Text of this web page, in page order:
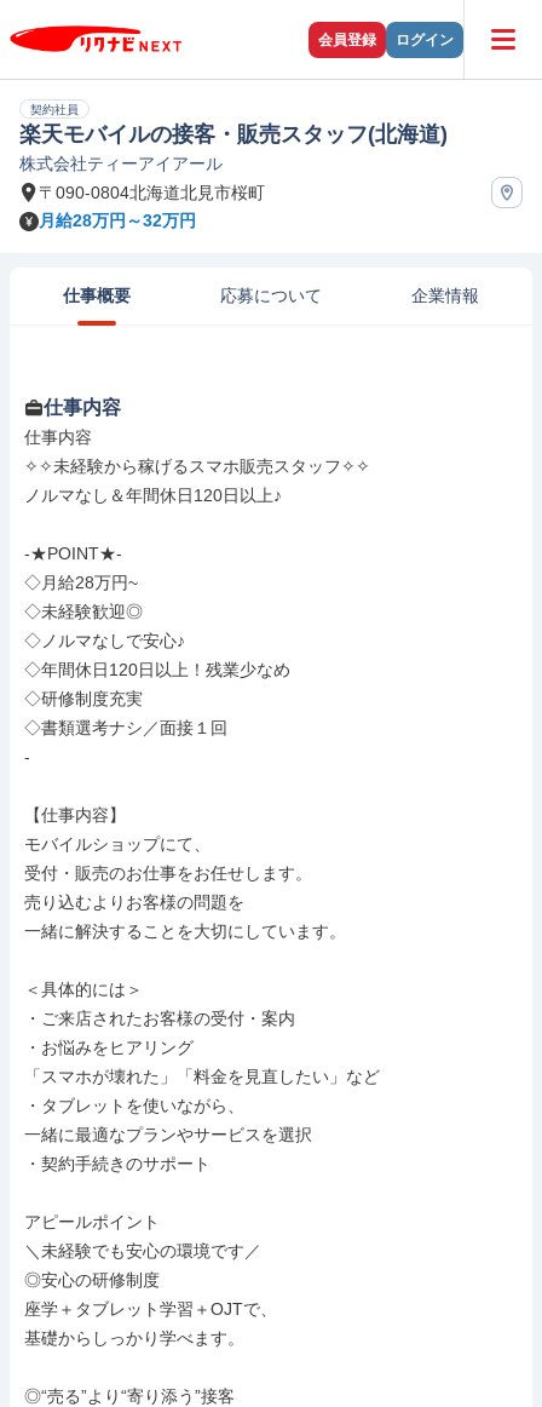
会員登録 ログイン
契約社員
楽天モバイルの接客・販売スタッフ(北海道)
株式会社ティーアイアール
〒090-0804北海道北見市桜町
月給28万円～32万円
仕事概要 応募について 企業情報
仕事内容
仕事内容
✧✧未経験から稼げるスマホ販売スタッフ✧✧
ノルマなし＆年間休日120日以上♪
-★POINT★-
◇月給28万円~
◇未経験歓迎◎
◇ノルマなしで安心♪
◇年間休日120日以上！残業少なめ
◇研修制度充実
◇書類選考ナシ／面接１回
-
【仕事内容】
モバイルショップにて、
受付・販売のお仕事をお任せします。
売り込むよりお客様の問題を
一緒に解決することを大切にしています。
＜具体的には＞
・ご来店されたお客様の受付・案内
・お悩みをヒアリング
「スマホが壊れた」「料金を見直したい」など
・タブレットを使いながら、
一緒に最適なプランやサービスを選択
・契約手続きのサポート
アピールポイント
＼未経験でも安心の環境です／
◎安心の研修制度
座学＋タブレット学習＋OJTで、
基礎からしっかり学べます。
◎“売る”より“寄り添う”接客